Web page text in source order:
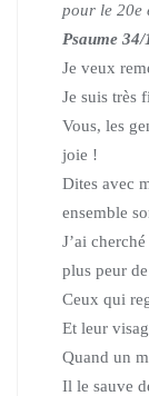
pour le 20e
Psaume 34/
Je veux
Je suis très
Vous, les
joie !
Dites avec
ensemble
J’ai
plus peur
Ceux qui
Et leur
Quand un
Il le sauve